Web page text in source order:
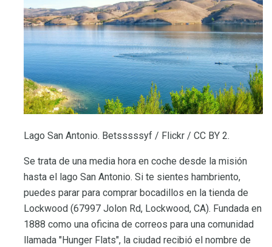
Lago San Antonio. Betsssssyf / Flickr / CC BY 2.
Se trata de una media hora en coche desde la misión
hasta el lago San Antonio. Si te sientes hambriento,
puedes parar para comprar bocadillos en la tienda de
Lockwood (67997 Jolon Rd, Lockwood, CA). Fundada en
1888 como una oficina de correos para una comunidad
llamada "Hunger Flats", la ciudad recibió el nombre de